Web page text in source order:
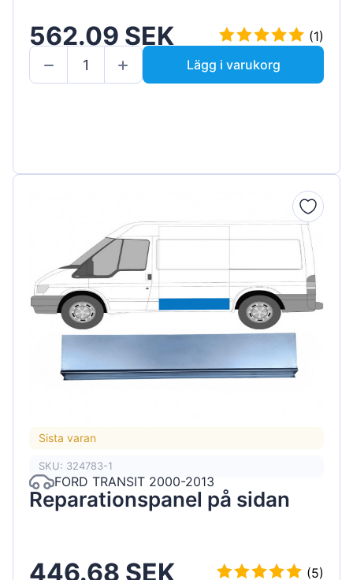
562.09 SEK
(1)
Lägg i varukorg
Sista varan
SKU: 324783-1
FORD TRANSIT 2000-2013
Reparationspanel på sidan
446.68 SEK
(5)